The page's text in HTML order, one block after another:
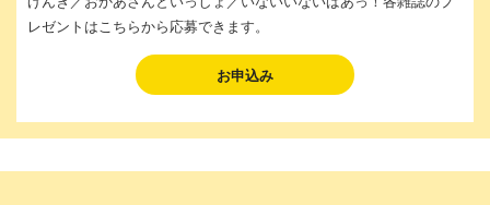
レゼントはこちらから応募できます。
お申込み